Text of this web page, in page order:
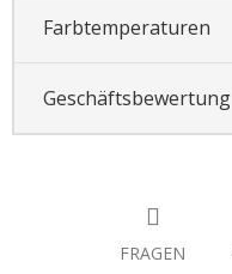
Farbtemperaturen
Geschäftsbewertung
FRAGEN